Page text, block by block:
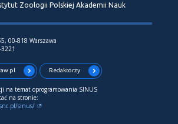
Zoologii Polskiej Akademii Nauk
00-818 Warszawa
Redaktorzy
na temat oprogramowania SINUS
na stronie:
sinus/